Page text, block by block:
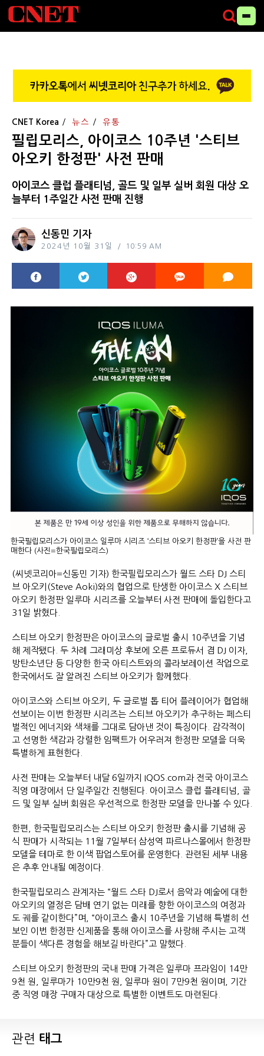
CNET Korea 뉴스 유통
필립모리스, 아이코스 10주년 '스티브
아오키 한정판' 사전 판매
아이코스 클럽 플래티넘, 골드 및 일부 실버 회원 대상 오
늘부터 1주일간 사전 판매 진행
신동민 기자
2024년 10월 31일 10:59 AM
한국필립모리스가 아이코스 일루마 시리즈 ‘스티브 아오키 한정판’을 사전 판
매한다 (사진=한국필립모리스)
(씨넷코리아=신동민 기자) 한국필립모리스가 월드 스타 DJ 스티
브 아오키(Steve Aoki)와의 협업으로 탄생한 아이코스 X 스티브
아오키 한정판 일루마 시리즈를 오늘부터 사전 판매에 돌입한다고
31일 밝혔다.
스티브 아오키 한정판은 아이코스의 글로벌 출시 10주년을 기념
해 제작됐다. 두 차례 그래미상 후보에 오른 프로듀서 겸 DJ 이자,
방탄소년단 등 다양한 한국 아티스트와의 콜라보레이션 작업으로
한국에서도 잘 알려진 스티브 아오키가 함께했다.
아이코스와 스티브 아오키, 두 글로벌 톱 티어 플레이어가 협업해
선보이는 이번 한정판 시리즈는 스티브 아오키가 추구하는 페스티
벌적인 에너지와 색채를 그대로 담아낸 것이 특징이다. 감각적이
고 선명한 색감과 강렬한 임팩트가 어우러져 한정판 모델을 더욱
특별하게 표현한다.
사전 판매는 오늘부터 내달 6일까지 IQOS.com과 전국 아이코스
직영 매장에서 단 일주일간 진행된다. 아이코스 클럽 플래티넘, 골
드 및 일부 실버 회원은 우선적으로 한정판 모델을 만나볼 수 있다.
한편, 한국필립모리스는 스티브 아오키 한정판 출시를 기념해 공
식 판매가 시작되는 11월 7일부터 삼성역 파르나스몰에서 한정판
모델을 테마로 한 이색 팝업스토어를 운영한다. 관련된 세부 내용
은 추후 안내될 예정이다.
한국필립모리스 관계자는 “월드 스타 DJ로서 음악과 예술에 대한
아오키의 열정은 담배 연기 없는 미래를 향한 아이코스의 여정과
도 궤를 같이한다”며, “아이코스 출시 10주년을 기념해 특별히 선
보인 이번 한정판 신제품을 통해 아이코스를 사랑해 주시는 고객
분들이 색다른 경험을 해보길 바란다”고 말했다.
스티브 아오키 한정판의 국내 판매 가격은 일루마 프라임이 14만
9천 원, 일루마가 10만9천 원, 일루마 원이 7만9천 원이며, 기간
중 직영 매장 구매자 대상으로 특별한 이벤트도 마련된다.
관련 태그